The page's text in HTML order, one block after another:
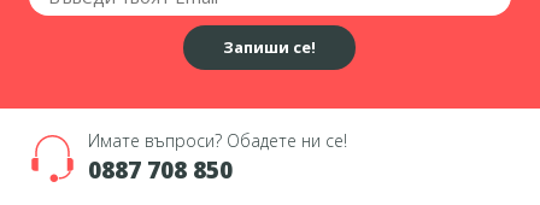
Запиши се!
Имате въпроси? Обадете ни се!
0887 708 850